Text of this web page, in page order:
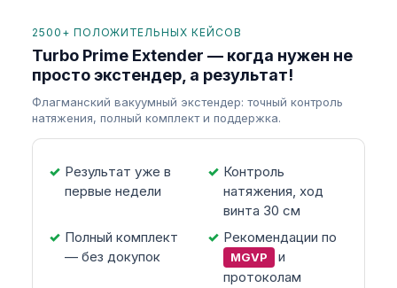
2500+ ПОЛОЖИТЕЛЬНЫХ КЕЙСОВ
Turbo Prime Extender — когда нужен не
просто экстендер, а результат!
Флагманский вакуумный экстендер: точный контроль
натяжения, полный комплект и поддержка.
Результат уже в
первые недели
Контроль
натяжения, ход
винта 30 см
Полный комплект
— без докупок
Рекомендации по
MGVP
и
протоколам